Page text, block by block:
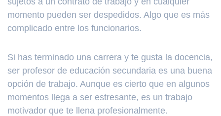
momento pueden ser despedidos. Algo que es más
complicado entre los funcionarios.
Si has terminado una carrera y te gusta la docencia,
ser profesor de educación secundaria es una buena
opción de trabajo. Aunque es cierto que en algunos
momentos llega a ser estresante, es un trabajo
motivador que te llena profesionalmente.